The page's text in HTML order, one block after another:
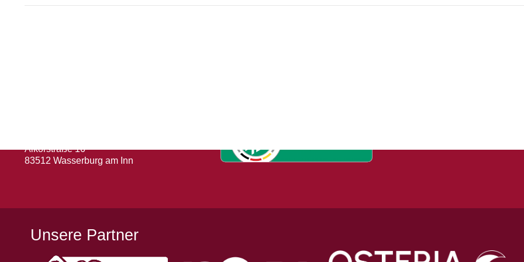
Alkorstraße 16
83512 Wasserburg am Inn
Unsere Partner